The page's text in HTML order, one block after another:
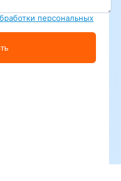
персональных